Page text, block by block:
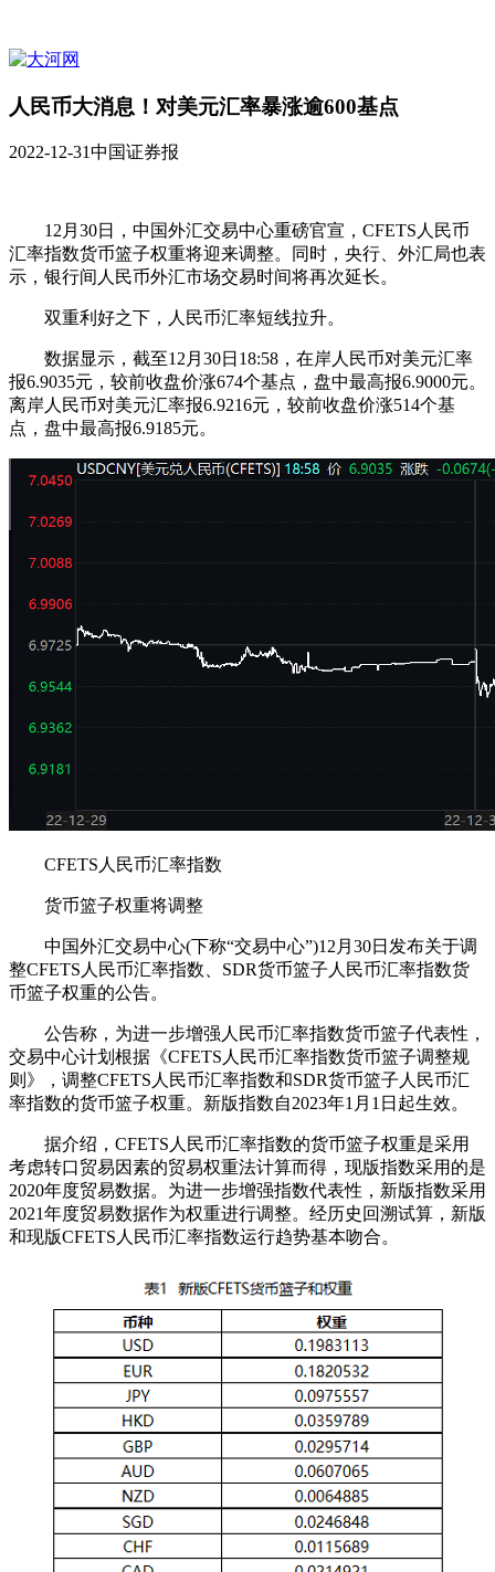
人民币大消息！对美元汇率暴涨逾600基点
2022-12-31中国证券报
12月30日，中国外汇交易中心重磅官宣，CFETS人民币
汇率指数货币篮子权重将迎来调整。同时，央行、外汇局也表
示，银行间人民币外汇市场交易时间将再次延长。
双重利好之下，人民币汇率短线拉升。
数据显示，截至12月30日18:58，在岸人民币对美元汇率
报6.9035元，较前收盘价涨674个基点，盘中最高报6.9000元。
离岸人民币对美元汇率报6.9216元，较前收盘价涨514个基
点，盘中最高报6.9185元。
CFETS人民币汇率指数
货币篮子权重将调整
中国外汇交易中心(下称“交易中心”)12月30日发布关于调
整CFETS人民币汇率指数、SDR货币篮子人民币汇率指数货
币篮子权重的公告。
公告称，为进一步增强人民币汇率指数货币篮子代表性，
交易中心计划根据《CFETS人民币汇率指数货币篮子调整规
则》，调整CFETS人民币汇率指数和SDR货币篮子人民币汇
率指数的货币篮子权重。新版指数自2023年1月1日起生效。
据介绍，CFETS人民币汇率指数的货币篮子权重是采用
考虑转口贸易因素的贸易权重法计算而得，现版指数采用的是
2020年度贸易数据。为进一步增强指数代表性，新版指数采用
2021年度贸易数据作为权重进行调整。经历史回溯试算，新版
和现版CFETS人民币汇率指数运行趋势基本吻合。